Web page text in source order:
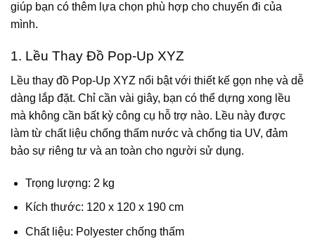
giúp bạn có thêm lựa chọn phù hợp cho chuyến đi của
mình.
1. Lều Thay Đồ Pop-Up XYZ
Lều thay đồ Pop-Up XYZ nổi bật với thiết kế gọn nhẹ và dễ
dàng lắp đặt. Chỉ cần vài giây, bạn có thể dựng xong lều
mà không cần bất kỳ công cụ hỗ trợ nào. Lều này được
làm từ chất liệu chống thấm nước và chống tia UV, đảm
bảo sự riêng tư và an toàn cho người sử dụng.
Trọng lượng: 2 kg
Kích thước: 120 x 120 x 190 cm
Chất liệu: Polyester chống thấm